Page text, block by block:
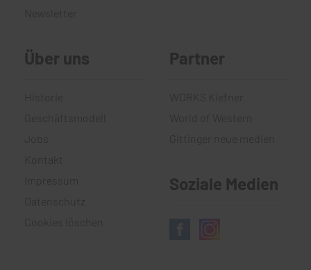
Newsletter
Über uns
Geschäftsmodell
Kontakt
Impressum
Datenschutz
Cookies löschen
Partner
World of Western
Gittinger neue medien
Soziale Medien